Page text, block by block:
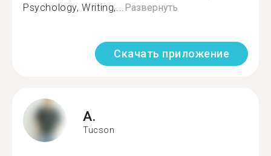
Psychology, Writing,...Развернуть
Скачать приложение
A.
Tucson